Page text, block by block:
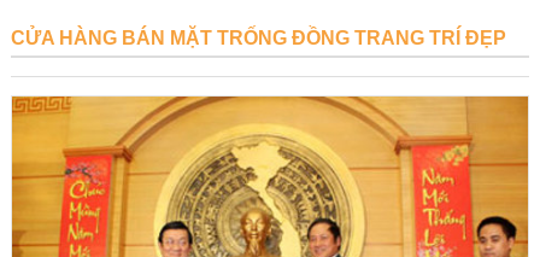
CỬA HÀNG BÁN MẶT TRỐNG ĐỒNG TRANG TRÍ ĐẸP